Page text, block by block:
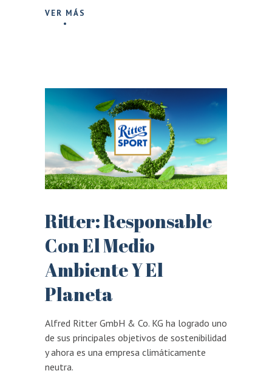
VER MÁS
Ritter: Responsable
Con El Medio
Ambiente Y El
Planeta
Alfred Ritter GmbH & Co. KG ha logrado uno
de sus principales objetivos de sostenibilidad
y ahora es una empresa climáticamente
neutra.